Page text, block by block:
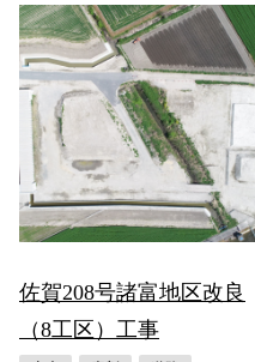
佐賀208号諸富地区改良
（8工区）工事